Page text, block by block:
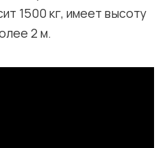
1500 кг, имеет высоту
2 м.